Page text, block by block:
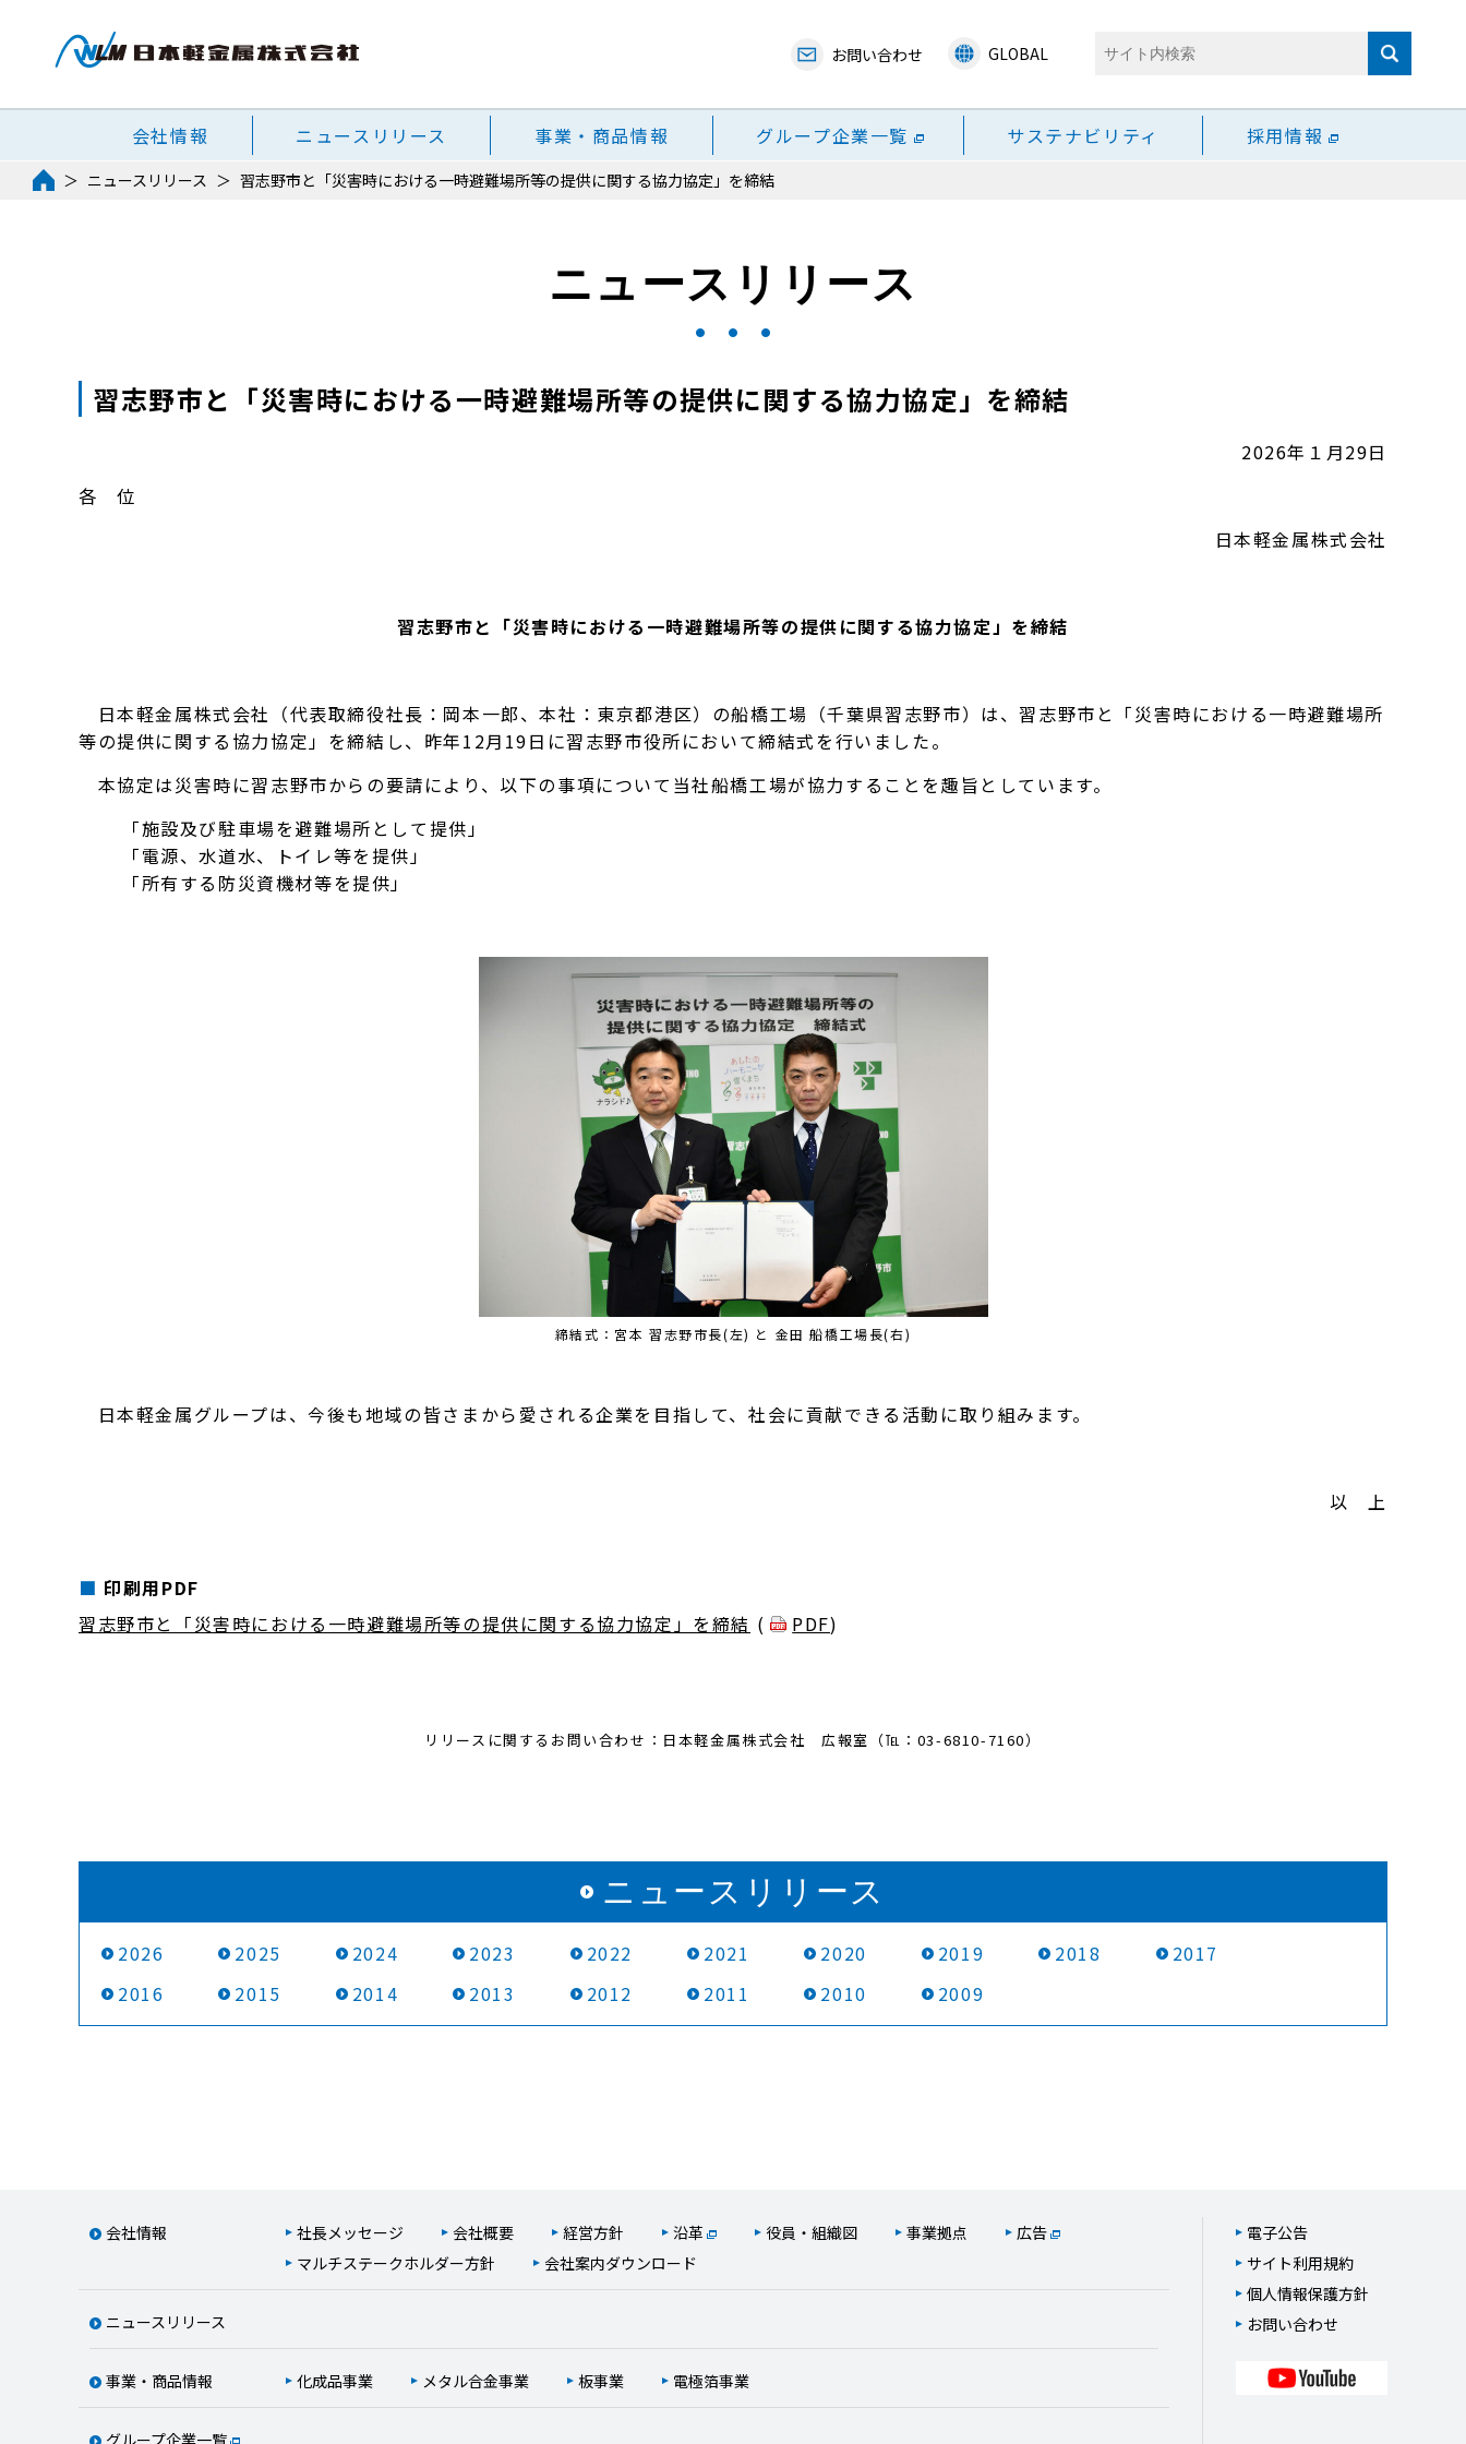
お問い合わせ GLOBAL
会社情報 ニュースリリース 事業・商品情報 グループ企業一覧 サステナビリティ 採用情報
ニュースリリース 習志野市と「災害時における一時避難場所等の提供に関する協力協定」を締結
ニュースリリース
習志野市と「災害時における一時避難場所等の提供に関する協力協定」を締結
2026年１月29日
各 位
日本軽金属株式会社
習志野市と「災害時における一時避難場所等の提供に関する協力協定」を締結
日本軽金属株式会社（代表取締役社長：岡本一郎、本社：東京都港区）の船橋工場（千葉県習志野市）は、習志野市と「災害時における一時避難場所
等の提供に関する協力協定」を締結し、昨年12月19日に習志野市役所において締結式を行いました。
本協定は災害時に習志野市からの要請により、以下の事項について当社船橋工場が協力することを趣旨としています。
「施設及び駐車場を避難場所として提供」
「電源、水道水、トイレ等を提供」
「所有する防災資機材等を提供」
締結式：宮本 習志野市長(左) と 金田 船橋工場長(右)
日本軽金属グループは、今後も地域の皆さまから愛される企業を目指して、社会に貢献できる活動に取り組みます。
以 上
印刷用PDF
習志野市と「災害時における一時避難場所等の提供に関する協力協定」を締結 ( PDF)
リリースに関するお問い合わせ：日本軽金属株式会社 広報室（℡：03-6810-7160）
ニュースリリース
2026 2025 2024 2023 2022 2021 2020 2019 2018
2017
2016
2015 2014 2013 2012 2011 2010 2009
会社情報 社長メッセージ 会社概要 経営方針 沿革 役員・組織図 事業拠点
広告
マルチステークホルダー方針
会社案内ダウンロード
ニュースリリース
事業・商品情報 化成品事業 メタル合金事業 板事業 電極箔事業
グループ企業一覧
電子公告
サイト利用規約
個人情報保護方針
お問い合わせ